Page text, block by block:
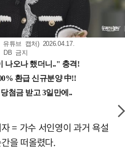
튜브 캡처) 2026.04.17.
DB 금지
= 가수 서인영이 과거 욕설
을 떠올렸다.